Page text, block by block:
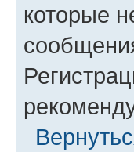
которые